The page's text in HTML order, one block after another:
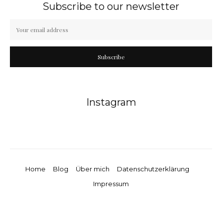
Subscribe to our newsletter
Subscribe
Instagram
Home Blog Über mich
Datenschutzerklärung
Impressum